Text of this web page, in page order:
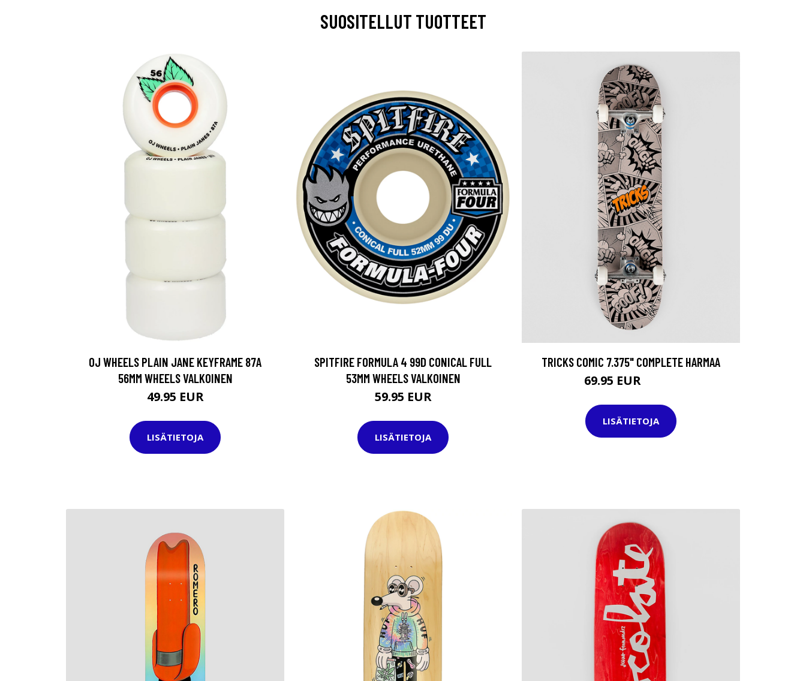
SUOSITELLUT TUOTTEET
OJ WHEELS PLAIN JANE KEYFRAME 87A
56MM WHEELS VALKOINEN
49.95 EUR
LISÄTIETOJA
SPITFIRE FORMULA 4 99D CONICAL FULL
53MM WHEELS VALKOINEN
59.95 EUR
LISÄTIETOJA
TRICKS COMIC 7.375" COMPLETE HARMAA
69.95 EUR
LISÄTIETOJA